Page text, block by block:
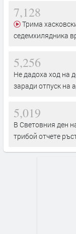
7,128
седемхилядника
5,256
Не дадоха ход на
заради отпуск на
5,019
В Световния ден
трибой отчете